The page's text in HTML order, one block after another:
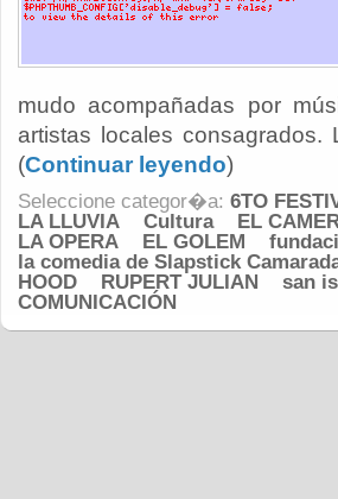
mudo acompañadas por
artistas locales
(Continuar leyendo)
Seleccione categor�a: 6TO
LA LLUVIA
Cultura EL
LA OPERA
EL GOLEM
la comedia de Slapstick
HOOD
RUPERT JULIAN san
COMUNICACIÓN